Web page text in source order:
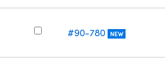
#90-780 NEW